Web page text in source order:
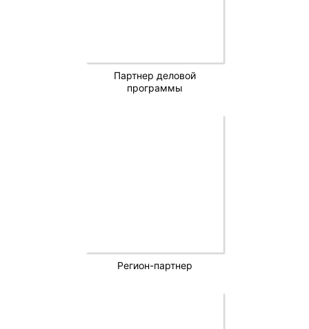
Партнер деловой
программы
Регион-партнер